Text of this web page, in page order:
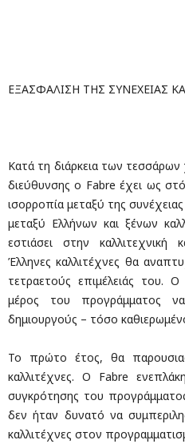
ΕΞΑΣΦΑΛΙΣΗ ΤΗΣ ΣΥΝΕΧΕΙΑΣ
Κατά τη διάρκεια των τεσσάρων
διεύθυνσης ο Fabre έχει ως
ισορροπία μεταξύ της
μεταξύ Ελλήνων και ξένων
εστιάσει στην καλλιτεχνική
Έλληνες καλλιτέχνες θα
τετραετούς επιμέλειάς του.
μέρος του προγράμματος
δημιουργούς – τόσο
Το πρώτο έτος, θα
καλλιτέχνες. Ο Fabre
συγκρότησης του
δεν ήταν δυνατό να
καλλιτέχνες στον